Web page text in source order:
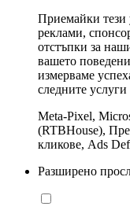
Приемайки тези
реклами,
отстъпки за
вашето
измерваме
следните услуги
Meta-Pixel,
(RTBHouse),
кликове, Ads
Разширено